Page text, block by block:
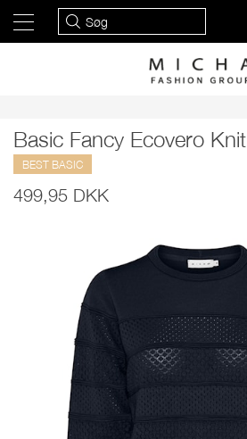
Basic Fancy Ecovero Knit
BEST BASIC
499,95 DKK